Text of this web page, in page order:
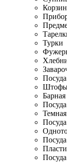
Турки
Барная